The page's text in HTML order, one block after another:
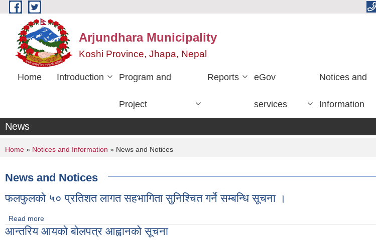
Skip to main content
Arjundhara Municipality
Koshi Province, Jhapa, Nepal
Home Introduction Program and
Project
Reports eGov
services
Notices and
Information
News
You are here
Home » Notices and Information » News and Notices
News and Notices
फलफुलको ५० प्रतिशत लागत सहभागिता सुनिश्चित गर्ने सम्बन्धि सूचना ।
Read more
आन्तरिय आयको बोलपत्र आह्वानको सूचना